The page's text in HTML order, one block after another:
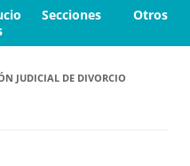
Secciones Otros
JUDICIAL DE DIVORCIO